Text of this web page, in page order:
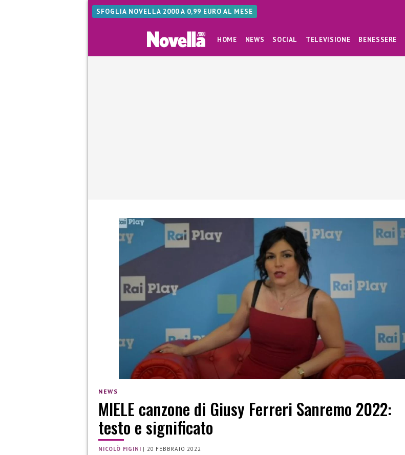
SFOGLIA NOVELLA 2000 A 0,99 EURO AL MESE
HOME NEWS SOCIAL TELEVISIONE BENESSERE
NEWS
MIELE canzone di Giusy Ferreri Sanremo 2022:
testo e significato
NICOLÒ FIGINI | 20 FEBBRAIO 2022